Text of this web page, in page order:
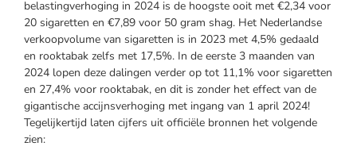
belastingverhoging in 2024 is de hoogste ooit met €2,34 voor
20 sigaretten en €7,89 voor 50 gram shag. Het Nederlandse
verkoopvolume van sigaretten is in 2023 met 4,5% gedaald
en rooktabak zelfs met 17,5%. In de eerste 3 maanden van
2024 lopen deze dalingen verder op tot 11,1% voor sigaretten
en 27,4% voor rooktabak, en dit is zonder het effect van de
gigantische accijnsverhoging met ingang van 1 april 2024!
Tegelijkertijd laten cijfers uit officiële bronnen het volgende
zien: